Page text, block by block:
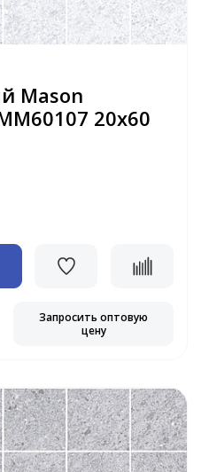
Mason
20х60
Запросить оптовую
цену